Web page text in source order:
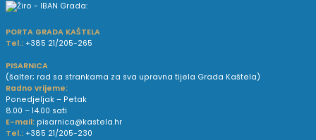
PORTA GRADA KAŠTELA
Tel.: +385 21/205-265
PISARNICA
(šalter; rad sa strankama za sva upravna tijela Grada Kaštela)
Radno vrijeme:
Ponedjeljak – Petak
8.00 – 14.00 sati
E-mail: pisarnica@kastela.hr
Tel.: +385 21/205-230